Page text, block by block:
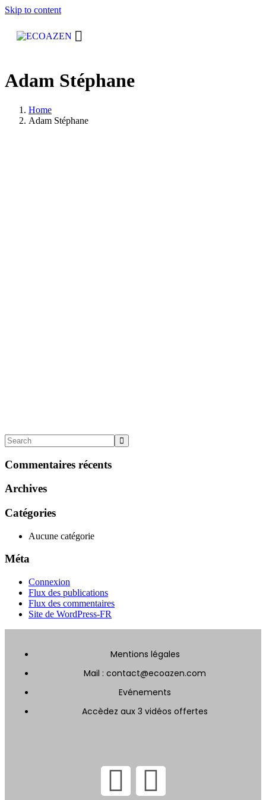
Skip to content
Adam Stéphane
Home
Adam Stéphane
Commentaires récents
Archives
Catégories
Aucune catégorie
Méta
Connexion
Flux des publications
Flux des commentaires
Site de WordPress-FR
Mentions légales
Mail : contact@ecoazen.com
Evénements
Accèdez aux 3 vidéos offertes